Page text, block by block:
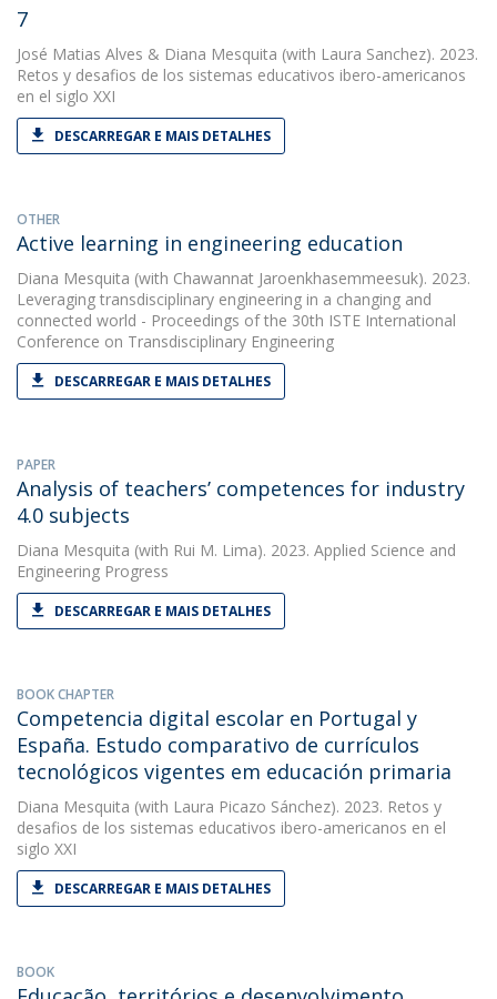
7
José Matias Alves & Diana Mesquita (with Laura Sanchez). 2023.
Retos y desafios de los sistemas educativos ibero-americanos
en el siglo XXI
DESCARREGAR E MAIS DETALHES
OTHER
Active learning in engineering education
Diana Mesquita (with Chawannat Jaroenkhasemmeesuk). 2023.
Leveraging transdisciplinary engineering in a changing and
connected world - Proceedings of the 30th ISTE International
Conference on Transdisciplinary Engineering
DESCARREGAR E MAIS DETALHES
PAPER
Analysis of teachers’ competences for industry
4.0 subjects
Diana Mesquita (with Rui M. Lima). 2023. Applied Science and
Engineering Progress
DESCARREGAR E MAIS DETALHES
BOOK CHAPTER
Competencia digital escolar en Portugal y
España. Estudo comparativo de currículos
tecnológicos vigentes em educación primaria
Diana Mesquita (with Laura Picazo Sánchez). 2023. Retos y
desafios de los sistemas educativos ibero-americanos en el
siglo XXI
DESCARREGAR E MAIS DETALHES
BOOK